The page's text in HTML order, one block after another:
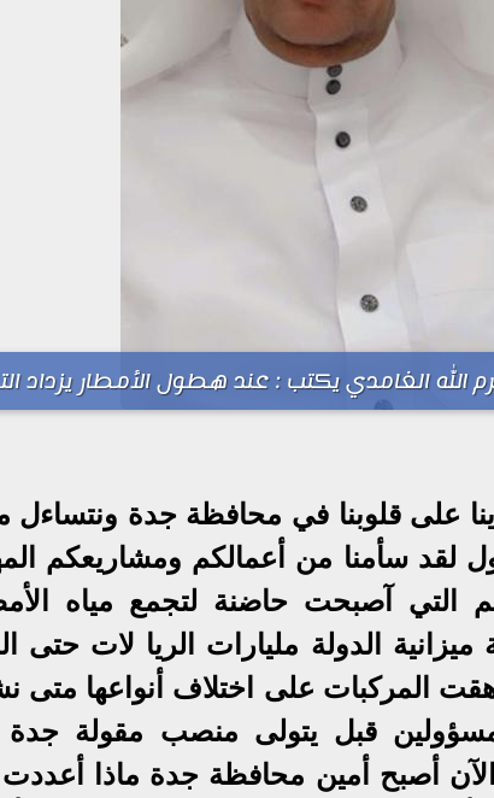
الغامدي يكتب : عند هطول الأمطار يزداد
على قلوبنا في محافظة جدة ونتساءل
لقد سأمنا من أعمالكم ومشاريعكم
التي آصبحت حاضنة لتجمع مياه
ميزانية الدولة مليارات الريا لات
المركبات على اختلاف أنواعها متى
قبل يتولى منصب مقولة جدة
أصبح أمين محافظة جدة ماذا أعددت